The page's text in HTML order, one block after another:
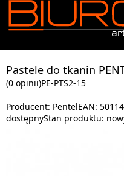
Pastele do tkanin
(0 opinii)PE-PTS2-15
Producent: PentelEAN:
dostępnyStan produktu: